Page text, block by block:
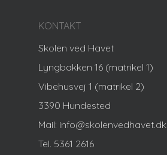
KONTAKT
Skolen ved Havet
Lyngbakken 16 (matrikel 1)
Vibehusvej 1 (matrikel 2)
3390 Hundested
Mail: info@skolenvedhavet.dk
Tel. 5361 2616